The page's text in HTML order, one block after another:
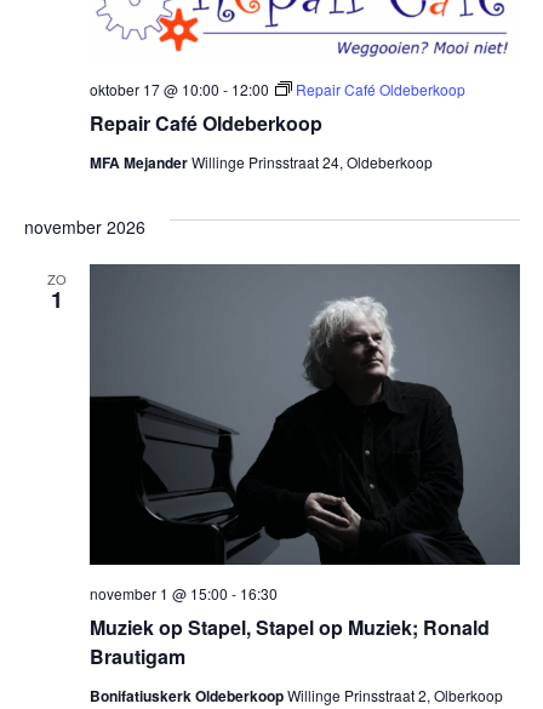
Repair Café Oldeberkoop
oktober 17 @ 10:00 - 12:00 Repair Café Oldeberkoop
MFA MejanderWillinge Prinsstraat 24, Oldeberkoop
november 2026
ZO
1
Muziek op Stapel, Stapel op Muziek; Ronald
Brautigam
november 1 @ 15:00 - 16:30
Bonifatiuskerk OldeberkoopWillinge Prinsstraat 2, Olberkoop